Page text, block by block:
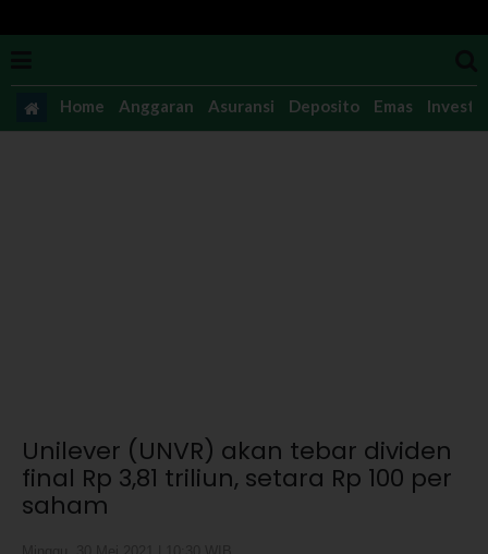
Home Anggaran Asuransi Deposito Emas
Unilever (UNVR) akan tebar dividen
final Rp 3,81 triliun, setara Rp 100 per
saham